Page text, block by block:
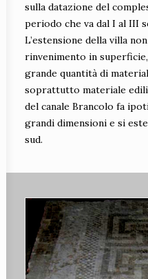
sulla datazione del
periodo che va dal I al III
L’estensione della villa
rinvenimento in
grande quantità di
soprattutto materiale
del canale Brancolo fa
grandi dimensioni e si
sud.